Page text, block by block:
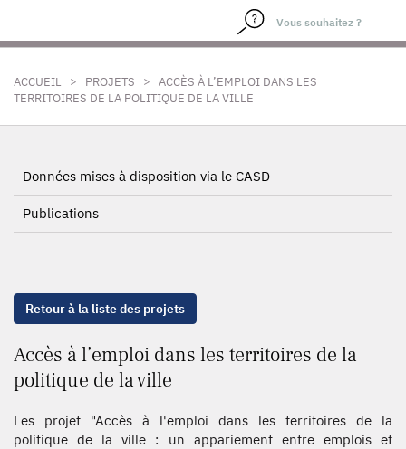
ACCUEIL > PROJETS > ACCÈS À L’EMPLOI DANS LES
TERRITOIRES DE LA POLITIQUE DE LA VILLE
Données mises à disposition via le CASD
Publications
Retour à la liste des projets
Accès à l’emploi dans les territoires de la
politique de la ville
Les projet "Accès à l'emploi dans les territoires de la
politique de la ville : un appariement entre emplois et